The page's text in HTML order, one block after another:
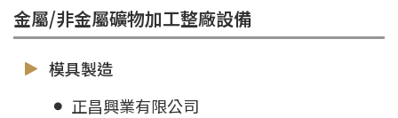
金屬/非金屬礦物加工整廠設備
模具製造
正昌興業有限公司